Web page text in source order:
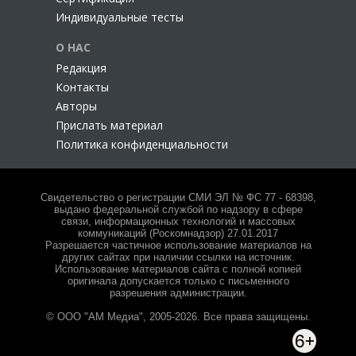
Индивидуальные тесты
О НАС
Редакция
Контакты
Авторы
Прислать материал
Политика конфиденциальности
Свидетельство о регистрации СМИ ЭЛ № ФС 77 - 68398,
выдано федеральной службой по надзору в сфере
связи, информационных технологий и массовых
коммуникаций (Роскомнадзор) 27.01.2017
Разрешается частичное использование материалов на
других сайтах при наличии ссылки на источник.
Использование материалов сайта с полной копией
оригинала допускается только с письменного
разрешения администрации.
© ООО "АМ Медиа", 2005-2026. Все права защищены.